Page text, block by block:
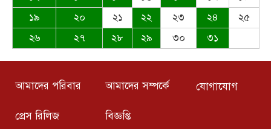
Nejlepší online casina v roce
2026: kompletní průvodce
výběrem
সমাবেশ ও মতবিনিময় সভা অনুষ্ঠিত
উপস্থিত ছিলেন খুলনা জেলার পুলিশ সুপার
মোঃ তাজুল ইসলাম।
১৯
২০ ২১ ২২ ২৩ ২৪
২৫
২৬
২৭ ২৮ ২৯ ৩০ ৩১
আমাদের পরিবার আমাদের সম্পর্কে যোগাযোগ
প্রেস রিলিজ বিজ্ঞপ্তি